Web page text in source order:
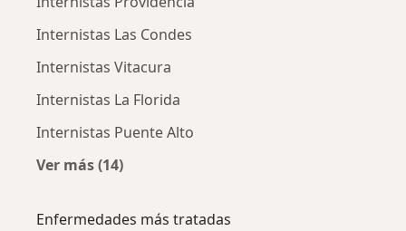
Internistas Las Condes
Internistas Vitacura
Internistas La Florida
Internistas Puente Alto
Ver más (14)
Enfermedades más tratadas